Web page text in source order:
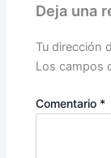
Deja una
Tu dirección
Los campos
Comentario *